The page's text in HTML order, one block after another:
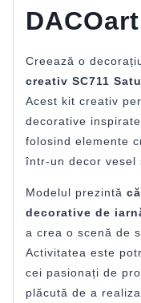
DACOart
Creează o
creativ SC711
Acest kit creativ
decorative
folosind elemente
într-un decor vesel
Modelul prezintă
decorative de
a crea o scenă de
Activitatea este
cei pasionați de
plăcută de a